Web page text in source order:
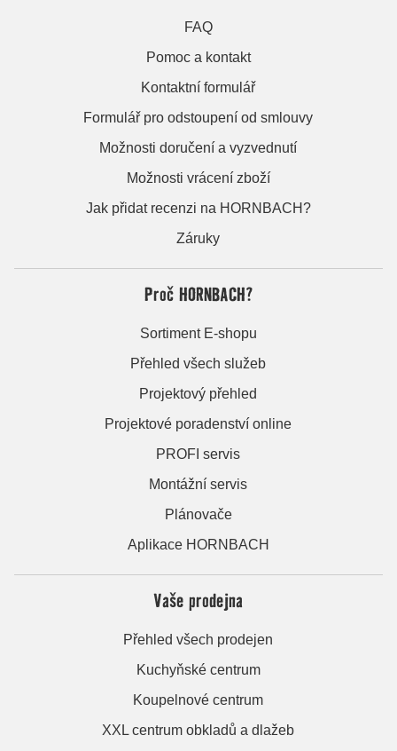
FAQ
Pomoc a kontakt
Kontaktní formulář
Formulář pro odstoupení od smlouvy
Možnosti doručení a vyzvednutí
Možnosti vrácení zboží
Jak přidat recenzi na HORNBACH?
Záruky
Proč HORNBACH?
Sortiment E-shopu
Přehled všech služeb
Projektový přehled
Projektové poradenství online
PROFI servis
Montážní servis
Plánovače
Aplikace HORNBACH
Vaše prodejna
Přehled všech prodejen
Kuchyňské centrum
Koupelnové centrum
XXL centrum obkladů a dlažeb